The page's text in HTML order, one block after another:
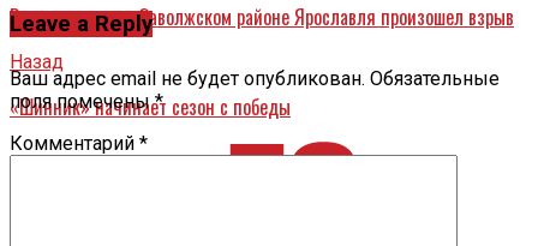
В многоэтажке в Заволжском районе Ярославля произошел взрыв
Назад
«Шинник» начинает сезон с победы
Leave a Reply
Ваш адрес email не будет опубликован. Обязательные
поля помечены*
Комментарий *